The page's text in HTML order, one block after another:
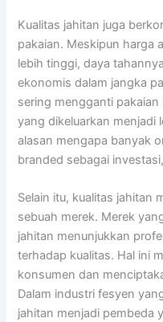
Kualitas jahitan juga
pakaian. Meskipun harga
lebih tinggi, daya
ekonomis dalam jangka
sering mengganti
yang dikeluarkan menjadi
alasan mengapa banyak
branded sebagai
Selain itu, kualitas jahitan
sebuah merek. Merek
jahitan menunjukkan
terhadap kualitas. Hal ini
konsumen dan
Dalam industri fesyen
jahitan menjadi pembeda